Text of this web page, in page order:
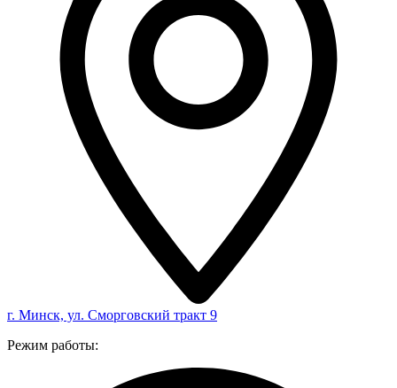
г. Минск, ул. Сморговский тракт 9
Режим работы: